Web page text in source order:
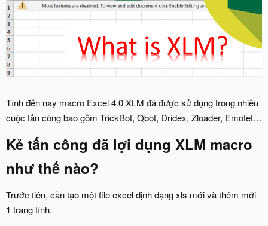
Tính đến nay macro Excel 4.0 XLM đã được sử dụng trong nhiều
cuộc tấn công bao gồm TrickBot, Qbot, Dridex, Zloader, Emotet…
Kẻ tấn công đã lợi dụng XLM macro
như thế nào?
Trước tiên, cần tạo một file excel định dạng xls mới và thêm mới
1 trang tính.